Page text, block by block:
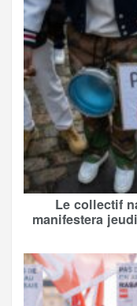
Le collectif
manifestera